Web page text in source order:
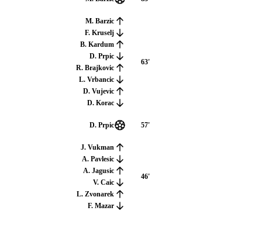
M. Barzic
F. Kruselj
B. Kardum
D. Prpic
R. Brajkovic
L. Vrbancic
D. Vujevic
D. Korac
63'
D. Prpic 57'
J. Vukman
A. Pavlesic
A. Jagusic
V. Caic
L. Zvonarek
F. Mazar
46'